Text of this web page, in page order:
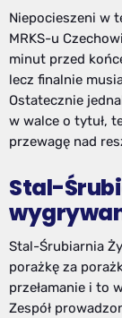
Niepocieszeni w
MRKS-u
minut przed
lecz finalnie
Ostatecznie
w walce o tytuł,
przewagę nad
Stal-
Stal-Śrubiarnia
porażkę za
przełamanie i to
Zespół